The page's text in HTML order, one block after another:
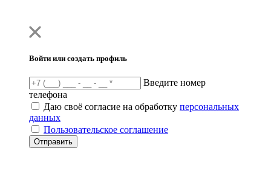
Войти или создать профиль
Введите номер
телефона
Даю своё согласие на обработку персональных
данных
Пользовательское соглашение
Отправить